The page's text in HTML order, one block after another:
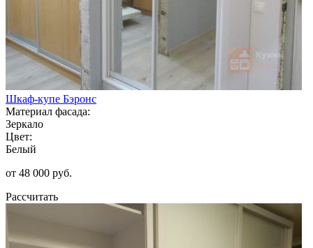
Шкаф-купе Бэронс
Материал фасада:
Зеркало
Цвет:
Белый
от 48 000 руб.
Рассчитать